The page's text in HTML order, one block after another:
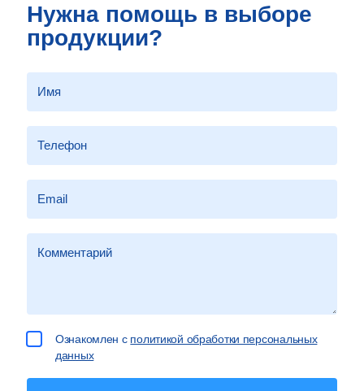
Нужна помощь в выборе
продукции?
Ознакомлен с политикой обработки персональных
данных